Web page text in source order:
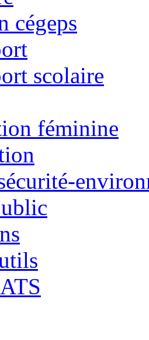
cégeps
scolaire
féminine